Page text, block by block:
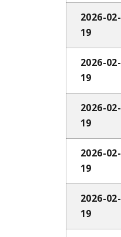
2026-02-
19
2026-02-
19
2026-02-
19
2026-02-
19
2026-02-
19